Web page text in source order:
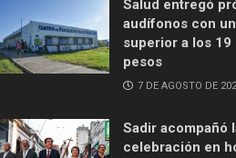
Salud entregó
audífonos con
superior a los 19
pesos
7 DE AGOSTO DE
Sadir acompañó
celebración en